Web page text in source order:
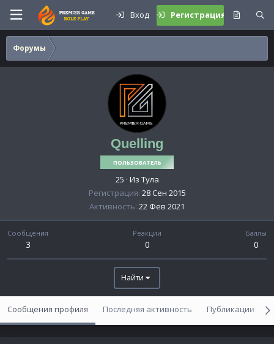
Вход Регистрация
Форумы
Quelling
ПОЛЬЗОВАТЕЛЬ
25 · Из Тула
Регистрация 28 Сен 2015
Активность 22 Фев 2021
Сообщения
3
Реакции
0
Баллы
0
Найти
Сообщения профиля Последняя активность Публикации